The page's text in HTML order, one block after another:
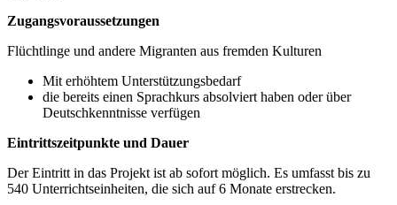
Zugangsvoraussetzungen
Flüchtlinge und andere Migranten aus fremden Kulturen
Mit erhöhtem Unterstützungsbedarf
die bereits einen Sprachkurs absolviert haben oder über
Deutschkenntnisse verfügen
Eintrittszeitpunkte und Dauer
Der Eintritt in das Projekt ist ab sofort möglich. Es umfasst bis zu
540 Unterrichtseinheiten, die sich auf 6 Monate erstrecken.